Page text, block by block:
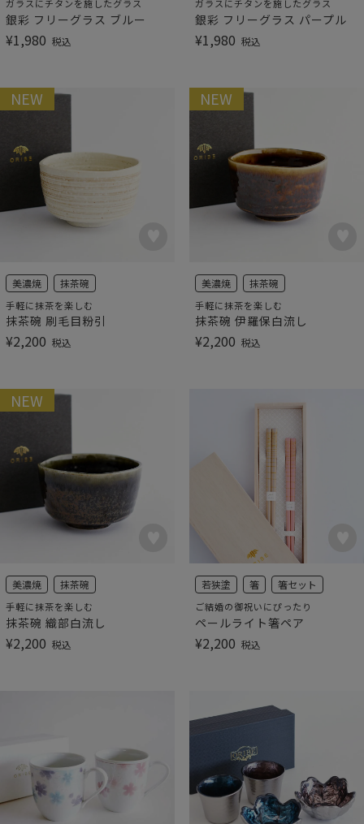
ガラスにチタンを施したグラス
銀彩 フリーグラス ブルー
¥1,980 税込
ガラスにチタンを施したグラス
銀彩 フリーグラス パープル
¥1,980 税込
NEW
美濃焼 抹茶碗
手軽に抹茶を楽しむ
抹茶碗 刷毛目粉引
¥2,200 税込
NEW
美濃焼 抹茶碗
手軽に抹茶を楽しむ
抹茶碗 伊羅保白流し
¥2,200 税込
NEW
美濃焼 抹茶碗
手軽に抹茶を楽しむ
抹茶碗 織部白流し
¥2,200 税込
若狭塗 箸 箸セット
ご結婚の御祝いにぴったり
ペールライト箸ペア
¥2,200 税込